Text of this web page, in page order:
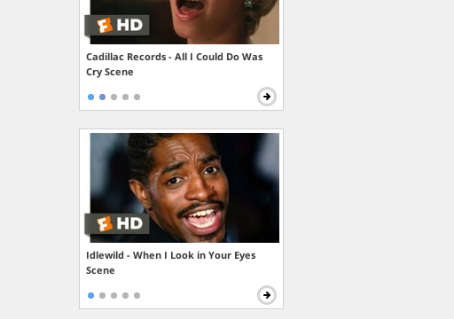
Cadillac Records - All I Could Do Was
Cry Scene
Idlewild - When I Look in Your Eyes
Scene